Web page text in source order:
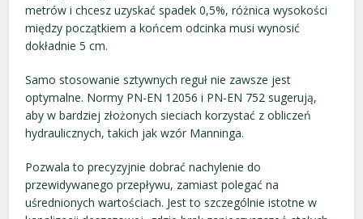
metrów i chcesz uzyskać spadek 0,5%, różnica wysokości
między początkiem a końcem odcinka musi wynosić
dokładnie 5 cm.
Samo stosowanie sztywnych reguł nie zawsze jest
optymalne. Normy PN-EN 12056 i PN-EN 752 sugerują,
aby w bardziej złożonych sieciach korzystać z obliczeń
hydraulicznych, takich jak wzór Manninga.
Pozwala to precyzyjnie dobrać nachylenie do
przewidywanego przepływu, zamiast polegać na
uśrednionych wartościach. Jest to szczególnie istotne w